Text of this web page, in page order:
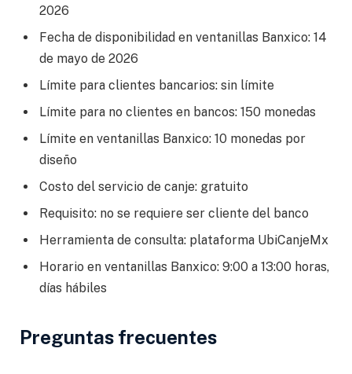
2026
Fecha de disponibilidad en ventanillas Banxico: 14
de mayo de 2026
Límite para clientes bancarios: sin límite
Límite para no clientes en bancos: 150 monedas
Límite en ventanillas Banxico: 10 monedas por
diseño
Costo del servicio de canje: gratuito
Requisito: no se requiere ser cliente del banco
Herramienta de consulta: plataforma UbiCanjeMx
Horario en ventanillas Banxico: 9:00 a 13:00 horas,
días hábiles
Preguntas frecuentes